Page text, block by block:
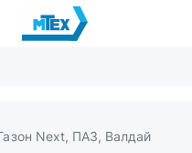
Next, ПАЗ, Валдай